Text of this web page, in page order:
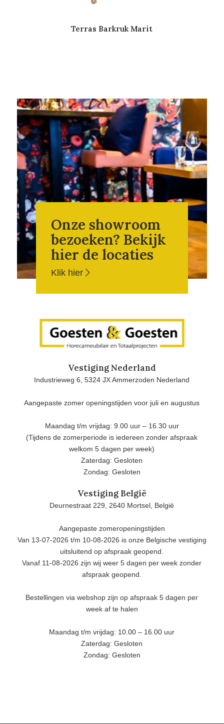
Terras Barkruk Marit
Onze showroom
bezoeken? Bekijk
hier de locaties
Klik hier
Vestiging Nederland
Industrieweg 6, 5324 JX Ammerzoden Nederland
Aangepaste zomer openingstijden voor juli en augustus
Maandag t/m vrijdag: 9.00 uur – 16.30 uur
(Tijdens de zomerperiode is iedereen zonder afspraak
welkom 5 dagen per week)
Zaterdag: Gesloten
Zondag: Gesloten
Vestiging België
Deurnestraat 229, 2640 Mortsel, België
Aangepaste zomeropeningstijden
Van 13-07-2026 t/m 10-08-2026 is onze Belgische vestiging
uitsluitend op afspraak geopend.
Vanaf 11-08-2026 zijn wij weer 5 dagen per week zonder
afspraak geopend.
Bestellingen via webshop zijn op afspraak 5 dagen per
week af te halen
Maandag t/m vrijdag: 10.00 – 16.00 uur
Zaterdag: Gesloten
Zondag: Gesloten